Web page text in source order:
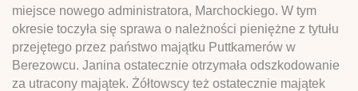
miejsce nowego administratora, Marchockiego. W tym
okresie toczyła się sprawa o należności pieniężne z tytułu
przejętego przez państwo majątku Puttkamerów w
Berezowcu. Janina ostatecznie otrzymała odszkodowanie
za utracony majątek. Żółtowscy też ostatecznie majątek